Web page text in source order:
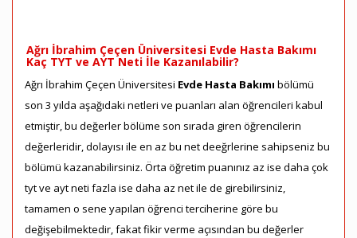
Ağrı İbrahim Çeçen Üniversitesi Evde Hasta Bakımı
Kaç TYT ve AYT Neti İle Kazanılabilir?
Ağrı İbrahim Çeçen Üniversitesi Evde Hasta Bakımı bölümü
son 3 yılda aşağıdaki netleri ve puanları alan öğrencileri kabul
etmiştir, bu değerler bölüme son sırada giren öğrencilerin
değerleridir, dolayısı ile en az bu net deeğrlerine sahipseniz bu
bölümü kazanabilirsiniz. Örta öğretim puanınız az ise daha çok
tyt ve ayt neti fazla ise daha az net ile de girebilirsiniz,
tamamen o sene yapılan öğrenci terciherine göre bu
değişebilmektedir, fakat fikir verme açısından bu değerler